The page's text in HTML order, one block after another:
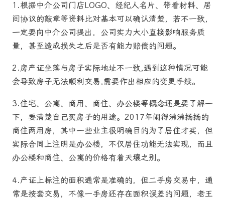
1.根据中介公司门店LOGO、经纪人名片、带看材料、居
间协议的敲章等资料比对基本可以确认清楚，若不一致，
一定要向中介公司提出，公司实力大小直接影响服务质
量，甚至造成损失之后是否有能力赔偿的问题。
2.房产证坐落与房子实际地址不一致,遇到这种情况可能
会导致房子无法顺利交易,需要作出相应的变更手续。
3.住宅、公寓、商用、商住、办公楼等概念还是要了解一
下，要清楚自己买房子的用途。2017年闹得沸沸扬扬的
商住两用房，其中一些业主很明确目的为了居住才买，但
实际合同上注明是办公楼，不仅居住功能无法实现，而且
办公楼和商住、公寓的价格有着天壤之别。
4.产证上标注的面积通常是准确的，但二手房交易中，通
常是按套交易，不像一手房还存在面积误差的问题，老王